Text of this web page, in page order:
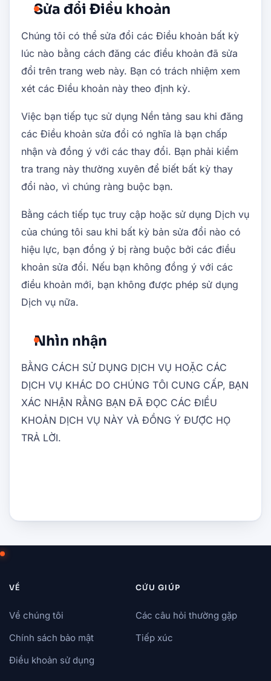
Sửa đổi Điều khoản
Chúng tôi có thể sửa đổi các Điều khoản bất kỳ
lúc nào bằng cách đăng các điều khoản đã sửa
đổi trên trang web này. Bạn có trách nhiệm xem
xét các Điều khoản này theo định kỳ.
Việc bạn tiếp tục sử dụng Nền tảng sau khi đăng
các Điều khoản sửa đổi có nghĩa là bạn chấp
nhận và đồng ý với các thay đổi. Bạn phải kiểm
tra trang này thường xuyên để biết bất kỳ thay
đổi nào, vì chúng ràng buộc bạn.
Bằng cách tiếp tục truy cập hoặc sử dụng Dịch vụ
của chúng tôi sau khi bất kỳ bản sửa đổi nào có
hiệu lực, bạn đồng ý bị ràng buộc bởi các điều
khoản sửa đổi. Nếu bạn không đồng ý với các
điều khoản mới, bạn không được phép sử dụng
Dịch vụ nữa.
Nhìn nhận
BẰNG CÁCH SỬ DỤNG DỊCH VỤ HOẶC CÁC
DỊCH VỤ KHÁC DO CHÚNG TÔI CUNG CẤP, BẠN
XÁC NHẬN RẰNG BẠN ĐÃ ĐỌC CÁC ĐIỀU
KHOẢN DỊCH VỤ NÀY VÀ ĐỒNG Ý ĐƯỢC HỌ
TRẢ LỜI.
VỀ
Về chúng tôi
Chính sách bảo mật
Điều khoản sử dụng
CỨU GIÚP
Các câu hỏi thường gặp
Tiếp xúc